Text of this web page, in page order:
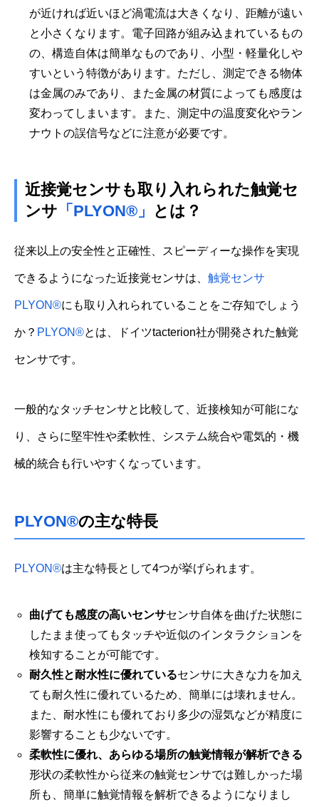
が近ければ近いほど渦電流は大きくなり、距離が遠い
と小さくなります。電子回路が組み込まれているもの
の、構造自体は簡単なものであり、小型・軽量化しや
すいという特徴があります。ただし、測定できる物体
は金属のみであり、また金属の材質によっても感度は
変わってしまいます。また、測定中の温度変化やラン
ナウトの誤信号などに注意が必要です。
近接覚センサも取り入れられた触覚セ
ンサ 「PLYON®」 とは？
従来以上の安全性と正確性、スピーディーな操作を実現
できるようになった近接覚センサは、 触覚センサ
PLYON®にも取り入れられていることをご存知でしょう
か？ PLYON®とは、ドイツtacterion社が開発された触覚
センサです。
一般的なタッチセンサと比較して、近接検知が可能にな
り、さらに堅牢性や柔軟性、システム統合や電気的・機
械的統合も行いやすくなっています。
PLYON®の主な特長
PLYON®は主な特長として4つが挙げられます。
曲げても感度の高いセンサセンサ自体を曲げた状態に
したまま使ってもタッチや近似のインタラクションを
検知することが可能です。
耐久性と耐水性に優れているセンサに大きな力を加え
ても耐久性に優れているため、簡単には壊れません。
また、耐水性にも優れており多少の湿気などが精度に
影響することも少ないです。
柔軟性に優れ、あらゆる場所の触覚情報が解析できる
形状の柔軟性から従来の触覚センサでは難しかった場
所も、簡単に触覚情報を解析できるようになりまし